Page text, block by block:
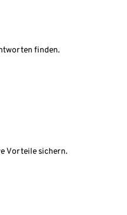
finden.
Vorteile sichern.